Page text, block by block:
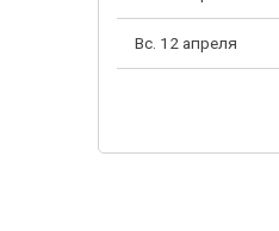
Вс. 12 апреля